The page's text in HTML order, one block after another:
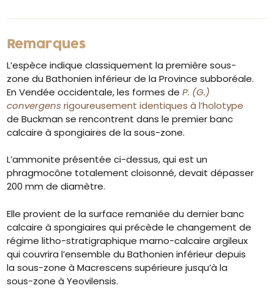
Remarques
L’espèce indique classiquement la première sous-
zone du Bathonien inférieur de la Province subboréale.
En Vendée occidentale, les formes deP. (G.)
convergens rigoureusement identiques à l’holotype
de Buckman se rencontrent dans le premier banc
calcaire à spongiaires de la sous-zone.
L’ammonite présentée ci-dessus, qui est un
phragmocône totalement cloisonné, devait dépasser
200 mm de diamètre.
Elle provient de la surface remaniée du dernier banc
calcaire à spongiaires qui précède le changement de
régime litho-stratigraphique marno-calcaire argileux
qui couvrira l’ensemble du Bathonien inférieur depuis
la sous-zone à Macrescens supérieure jusqu’à la
sous-zone à Yeovilensis.